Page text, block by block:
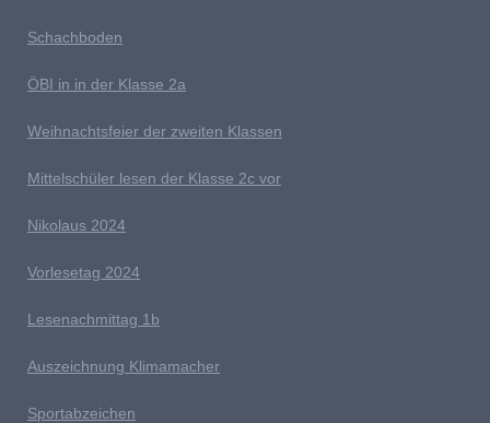
Schachboden
ÖBI in in der Klasse 2a
Weihnachtsfeier der zweiten Klassen
Mittelschüler lesen der Klasse 2c vor
Nikolaus 2024
Vorlesetag 2024
Lesenachmittag 1b
Auszeichnung Klimamacher
Sportabzeichen